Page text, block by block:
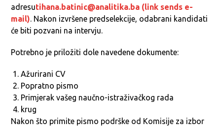
adresutihana.batinic@analitika.ba (link sends e-
mail). Nakon izvršene predselekcije, odabrani kandidati
će biti pozvani na intervju.
Potrebno je priložiti dole navedene dokumente:
Ažurirani CV
Popratno pismo
Primjerak vašeg naučno-istraživačkog rada
krug
Nakon što primite pismo podrške od Komisije za izbor